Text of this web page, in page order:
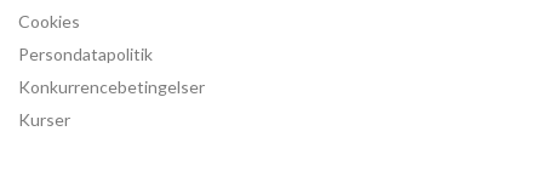
Cookies
Persondatapolitik
Konkurrencebetingelser
Kurser